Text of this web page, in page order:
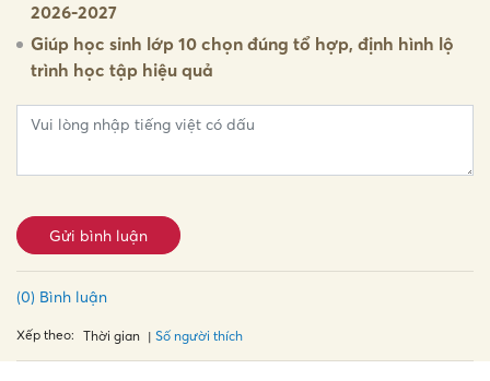
2026-2027
Giúp học sinh lớp 10 chọn đúng tổ hợp, định hình lộ
trình học tập hiệu quả
Gửi bình luận
(0) Bình luận
Xếp theo: Thời gian Số người thích